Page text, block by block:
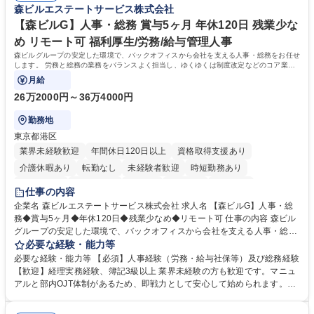
森ビルエステートサービス株式会社
【森ビルG】人事・総務 賞与5ヶ月 年休120日 残業少な
め リモート可 福利厚生/労務/給与管理人事
森ビルグループの安定した環境で、バックオフィスから会社を支える人事・総務をお任せ
します。 労務と総務の業務をバランスよく担当し、ゆくゆくは制度改定などのコア業務
にも挑戦できる、やりがいある環境です。
月給
26万2000円～36万4000円
勤務地
東京都港区
業界未経験歓迎
年間休日120日以上
資格取得支援あり
介護休暇あり
転勤なし 未経験者歓迎
時短勤務あり
経験者歓迎
完全週休2日制
交通費支給 長期歓迎 駅近5分以内 土日祝休み
仕事の内容
企業名 森ビルエステートサービス株式会社 求人名 【森ビルG】人事・総
務◆賞与5ヶ月◆年休120日◆残業少なめ◆リモート可 仕事の内容 森ビル
グループの安定した環境で、バックオフィスから会社を支える人事・総務
をお任せします。 労務と総務の業務をバランスよく担当し、ゆくゆくは制
度改定などのコア業務にも挑戦できる、やりがいある環境です。 ■勤怠管
理、給与計算、社会保険手続き、年末調整等の労務管理全般 ■入退社手続
き、社内規定の改定や人事制度改定などのコア業務 ■社内イベントの企画
必要な経験・能力等
必要な経験・能力等 【必須】人事経験（労務・給与社保等）及び総務経験
【歓迎】経理実務経験、簿記3級以上 業界未経験の方も歓迎です。マニュ
アルと部内OJT体制があるため、即戦力として安心して始められます。